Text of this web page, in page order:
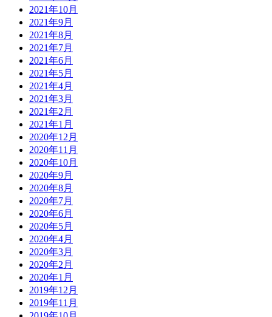
2021年10月
2021年9月
2021年8月
2021年7月
2021年6月
2021年5月
2021年4月
2021年3月
2021年2月
2021年1月
2020年12月
2020年11月
2020年10月
2020年9月
2020年8月
2020年7月
2020年6月
2020年5月
2020年4月
2020年3月
2020年2月
2020年1月
2019年12月
2019年11月